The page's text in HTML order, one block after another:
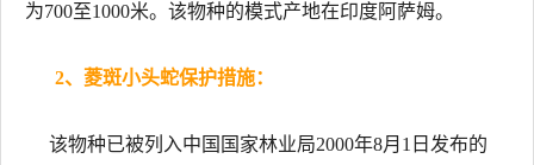
为700至1000米。该物种的模式产地在印度阿萨姆。
2、菱斑小头蛇保护措施：
该物种已被列入中国国家林业局2000年8月1日发布的